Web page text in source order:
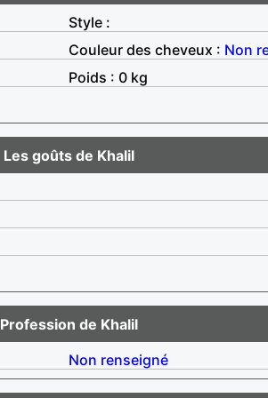
Style :
Couleur des cheveux : Non
Poids : 0 kg
Les goûts de Khalil
Profession de Khalil
Non renseigné